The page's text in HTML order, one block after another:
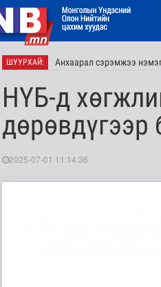
ШУУРХАЙ: Анхаарал сэрэмжээ
НҮБ-д
дөрөвдүгээр
2025-07-01 11:14:36